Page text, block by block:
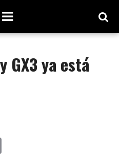
GX3 ya está
Email